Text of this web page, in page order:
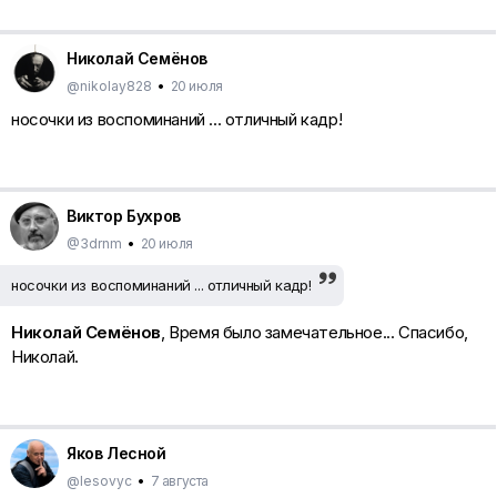
Николай Семёнов
@nikolay828 • 20 июля
носочки из воспоминаний ... отличный кадр!
Виктор Бухров
@3drnm • 20 июля
носочки из воспоминаний ... отличный кадр!
Николай Семёнов , Время было замечательное... Спасибо,
Николай.
Яков Лесной
@lesovyc • 7 августа